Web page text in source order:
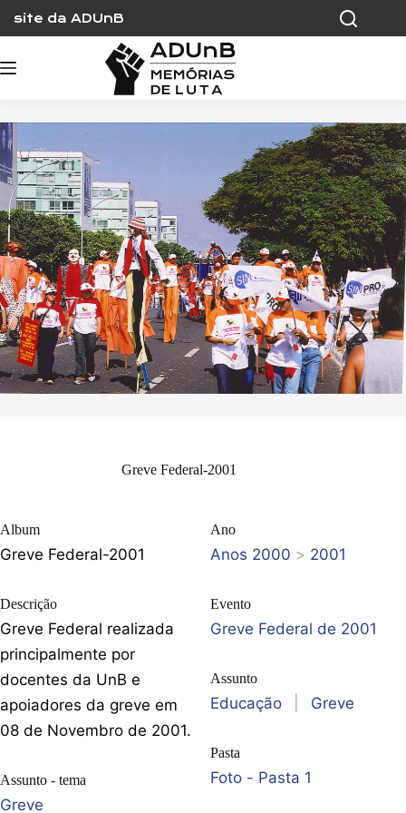
content
site da ADUnB
Greve Federal-2001
Album
Greve Federal-2001
Descrição
Greve Federal realizada
principalmente por
docentes da UnB e
apoiadores da greve em
08 de Novembro de 2001.
Assunto - tema
Greve
Ano
Anos 2000 > 2001
Evento
Greve Federal de 2001
Assunto
Educação Greve
Pasta
Foto - Pasta 1